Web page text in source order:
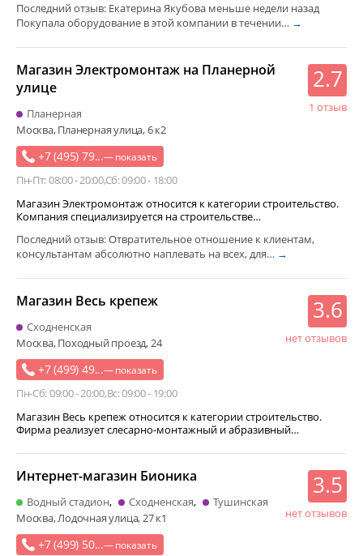
Последний отзыв: Екатерина Якубова меньше недели назад
Покупала оборудование в этой компании в течении… →
+7 (495) 79...— показать
Пн-Пт: 08:00 - 20:00Сб: 09:00 - 18:00
Магазин Электромонтаж на Планерной
улице
2.7
1 отзыв
Планерная
Москва, Планерная улица, 6 к2
Магазин Электромонтаж относится к категории строительство.
Компания специализируется на строительстве…
Последний отзыв: Отвратительное отношение к клиентам,
консультантам абсолютно наплевать на всех, для… →
+7 (499) 49...— показать
Пн-Сб: 09:00 - 20:00 Вс: 09:00 - 19:00
Магазин Весь крепеж 3.6
нет отзывов
Сходненская
Москва, Походный проезд, 24
Магазин Весь крепеж относится к категории строительство.
Фирма реализует слесарно-монтажный и абразивный…
+7 (499) 50...— показать
Интернет-магазин Бионика 3.5
нет отзывов
Водный стадион Сходненская
Тушинская
Москва, Лодочная улица, 27 к1